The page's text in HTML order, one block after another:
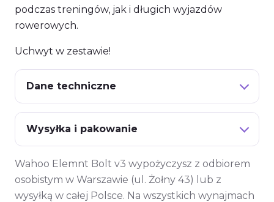
podczas treningów, jak i długich wyjazdów
rowerowych.
Uchwyt w zestawie!
Dane techniczne
Wysyłka i pakowanie
Wahoo Elemnt Bolt v3 wypożyczysz z odbiorem
osobistym w Warszawie (ul. Żołny 43) lub z
wysyłką w całej Polsce. Na wszystkich wynajmach